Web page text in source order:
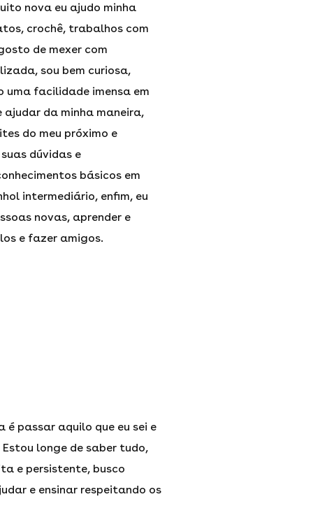
nova eu ajudo minha
crochê, trabalhos com
de mexer com
sou bem curiosa,
uma facilidade imensa em
ajudar da minha maneira,
do meu próximo e
dúvidas e
básicos em
intermediário, enfim, eu
novas, aprender e
e fazer amigos.
é passar aquilo que eu sei e
longe de saber tudo,
e persistente, busco
e ensinar respeitando os